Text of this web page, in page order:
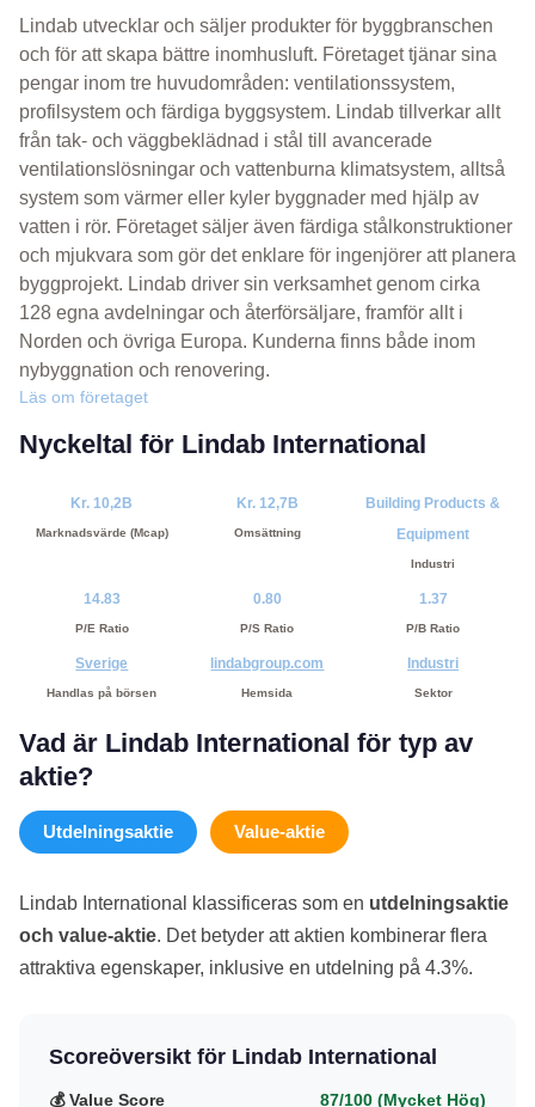
Lindab utvecklar och säljer produkter för byggbranschen
och för att skapa bättre inomhusluft. Företaget tjänar sina
pengar inom tre huvudområden: ventilationssystem,
profilsystem och färdiga byggsystem. Lindab tillverkar allt
från tak- och väggbeklädnad i stål till avancerade
ventilationslösningar och vattenburna klimatsystem, alltså
system som värmer eller kyler byggnader med hjälp av
vatten i rör. Företaget säljer även färdiga stålkonstruktioner
och mjukvara som gör det enklare för ingenjörer att planera
byggprojekt. Lindab driver sin verksamhet genom cirka
128 egna avdelningar och återförsäljare, framför allt i
Norden och övriga Europa. Kunderna finns både inom
nybyggnation och renovering.
Läs om företaget
Nyckeltal för Lindab International
Kr. 10,2B
Marknadsvärde (Mcap)
Kr. 12,7B
Omsättning
Building Products &
Equipment
Industri
14.83
P/E Ratio
0.80
P/S Ratio
1.37
P/B Ratio
Sverige
Handlas på börsen
lindabgroup.com
Hemsida
Industri
Sektor
Vad är Lindab International för typ av
aktie?
Utdelningsaktie Value-aktie
Lindab International klassificeras som en utdelningsaktie
och value-aktie. Det betyder att aktien kombinerar flera
attraktiva egenskaper, inklusive en utdelning på 4.3%.
Scoreöversikt för Lindab International
💰 Value Score 87/100 (Mycket Hög)